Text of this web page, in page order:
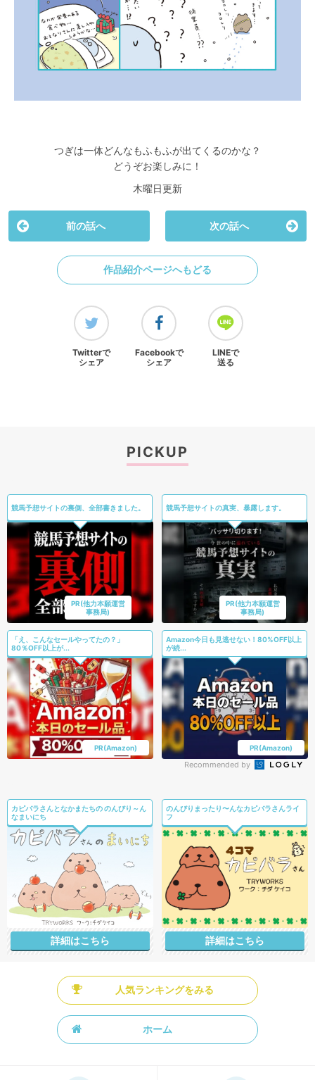
つぎは一体どんなもふもふが出てくるのかな？
どうぞお楽しみに！
木曜日更新
前の話へ 次の話へ
作品紹介ページへもどる
Twitterで
シェア
Facebookで
シェア
LINEで
送る
PICKUP
競馬予想サイトの裏側、全部書きました。
PR(他力本願運営
事務局)
競馬予想サイトの真実、暴露します。
PR(他力本願運営
事務局)
「え、こんなセールやってたの？」
80％OFF以上が...
PR(Amazon)
Amazon今日も見逃せない！80%OFF以上
が続...
PR(Amazon)
Recommended by
カピバラさんとなかまたちの のんびり～ん
なまいにち
詳細はこちら
のんびりまったり〜んなカピバラさんライ
フ
詳細はこちら
人気ランキングをみる
ホーム